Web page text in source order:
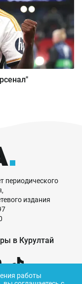
периодического
издания
в Курултай
работы